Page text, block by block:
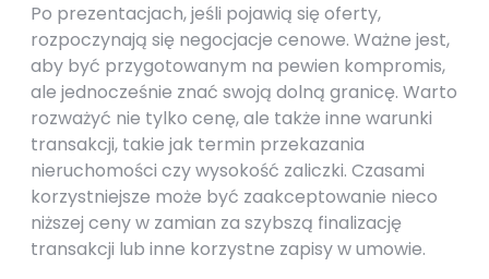
Po prezentacjach, jeśli pojawią się oferty,
rozpoczynają się negocjacje cenowe. Ważne jest,
aby być przygotowanym na pewien kompromis,
ale jednocześnie znać swoją dolną granicę. Warto
rozważyć nie tylko cenę, ale także inne warunki
transakcji, takie jak termin przekazania
nieruchomości czy wysokość zaliczki. Czasami
korzystniejsze może być zaakceptowanie nieco
niższej ceny w zamian za szybszą finalizację
transakcji lub inne korzystne zapisy w umowie.